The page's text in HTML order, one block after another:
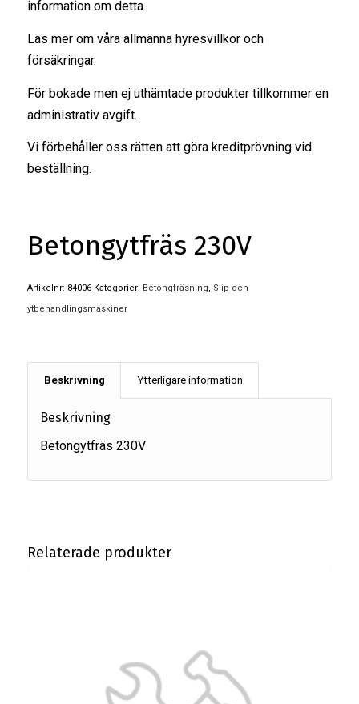
information om detta.
Läs mer om våra allmänna hyresvillkoroch
försäkringar.
För bokade men ej uthämtade produkter tillkommer en
administrativ avgift.
Vi förbehåller oss rätten att göra kreditprövning vid
beställning.
Betongytfräs 230V
Artikelnr: 84006 Kategorier: Betongfräsning, Slip och
ytbehandlingsmaskiner
Beskrivning Ytterligare information
Beskrivning
Betongytfräs 230V
Relaterade produkter